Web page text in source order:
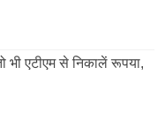
भी एटीएम से निकालें रूपया,